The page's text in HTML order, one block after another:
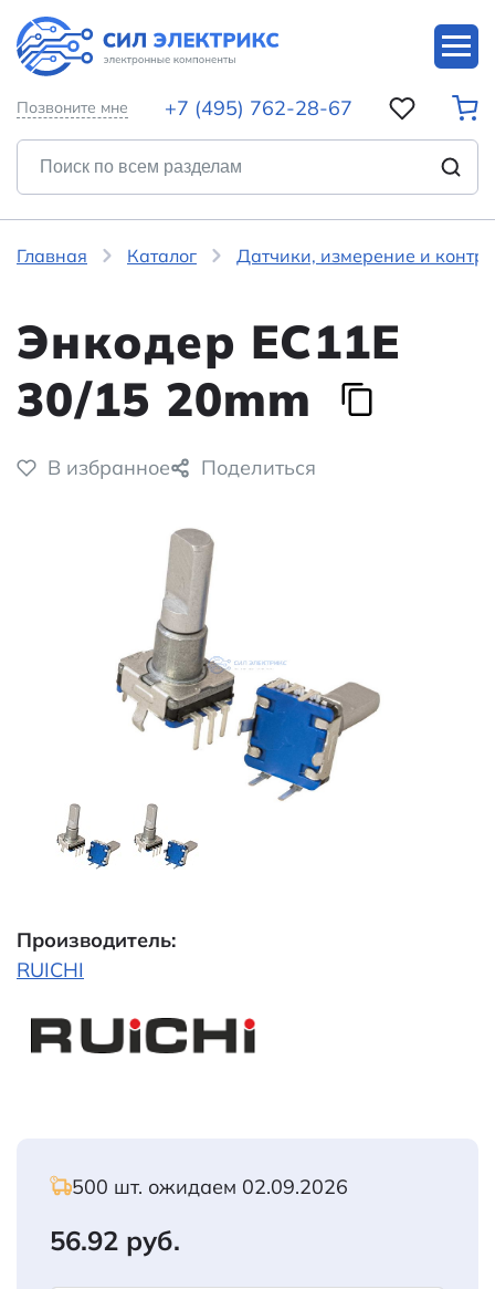
Позвоните мне +7 (495) 762-28-67
Главная Каталог Датчики, измерение и
Энкодер EC11E
30/15 20mm
В избранное Поделиться
Производитель:
RUICHI
500 шт. ожидаем 02.09.2026
56.92 руб.